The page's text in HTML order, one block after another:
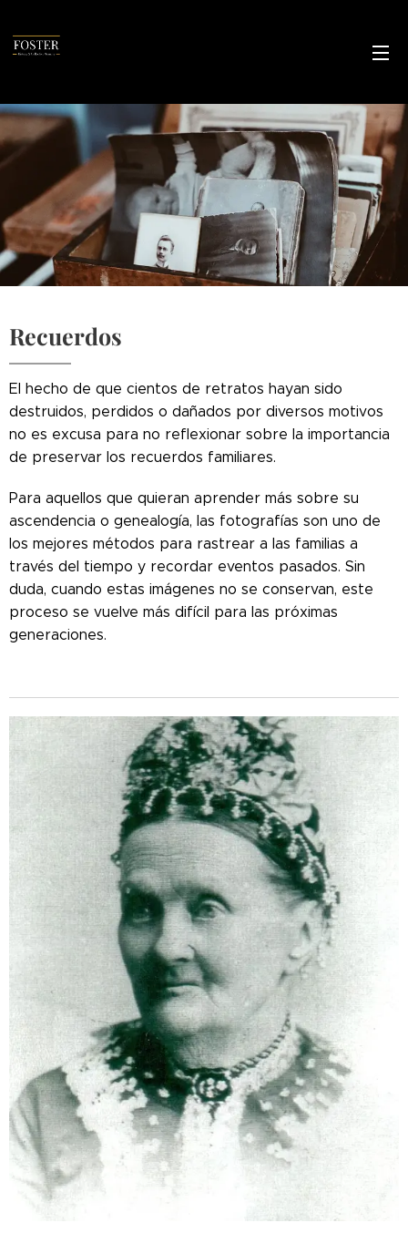
Recuerdos
El hecho de que cientos de retratos hayan sido
destruidos, perdidos o dañados por diversos motivos
no es excusa para no reflexionar sobre la importancia
de preservar los recuerdos familiares.
Para aquellos que quieran aprender más sobre su
ascendencia o genealogía, las fotografías son uno de
los mejores métodos para rastrear a las familias a
través del tiempo y recordar eventos pasados. Sin
duda, cuando estas imágenes no se conservan, este
proceso se vuelve más difícil para las próximas
generaciones.